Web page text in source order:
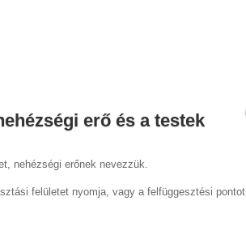
erő és a testek
nehézségi erőnek nevezzük.
felületet nyomja, vagy a felfüggesztési pontot